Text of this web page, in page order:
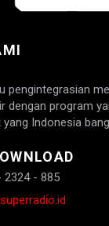
pengintegrasian
dengan program
Indonesia
2324 - 885